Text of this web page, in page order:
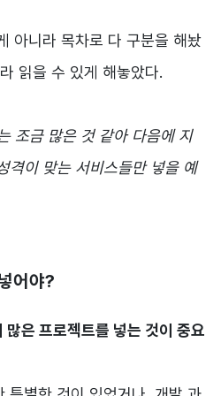
아니라 목차로 다 구분을 해놨
읽을 수 있게 해놓았다.
조금 많은 것 같아 다음에 지
격이 맞는 서비스들만 넣을 예
어야?
은 프로젝트를 넣는 것이 중요